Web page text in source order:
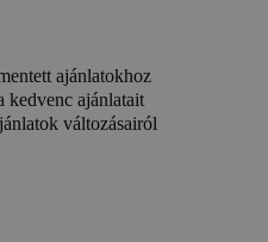
ajánlatokhoz
kedvenc ajánlatait
változásairól